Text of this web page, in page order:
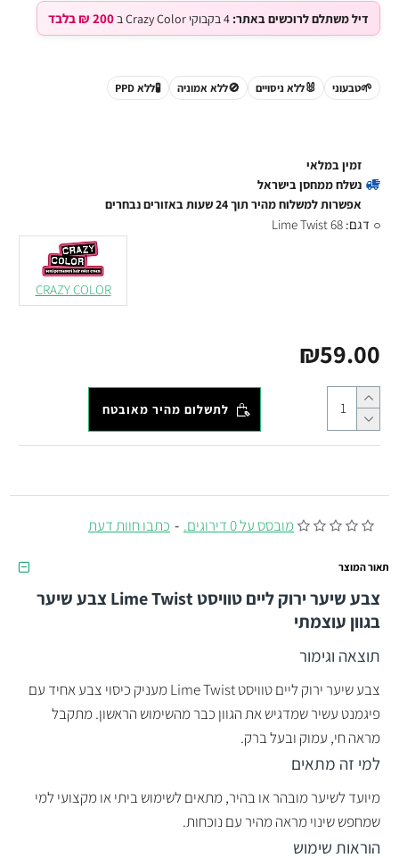
דיל משתלם לרוכשים באתר: 200 ₪ בלבד
🌱טבעוני 🐰ללא ניסויים 🚫ללא אמוניה 🧪ללא PPD
מובסס על 0 דירוגים. - כתבו חוות דעת
₪59.00
זמין במלאי
נשלח ממחסן בישראל
אפשרות למשלוח מהיר תוך 24 שעות באזורים נבחרים
דגם: Lime Twist 68
CRAZY COLOR
לתשלום מהיר מאובטח
תאור המוצר
צבע שיער ירוק ליים טוויסט Lime Twist צבע שיער
בגוון עוצמתי
תוצאה וגימור
צבע שיער ירוק ליים טוויסט Lime Twist מעניק כיסוי צבע אחיד עם
פיגמנט עשיר שמדגיש את הגוון כבר מהשימוש הראשון. מתקבל
מראה חי, עמוק ובעל ברק.
למי זה מתאים
מיועד לשיער מובהר או בהיר, מתאים לשימוש ביתי או מקצועי למי
שמחפש שינוי מראה מהיר עם נוכחות.
הוראות שימוש